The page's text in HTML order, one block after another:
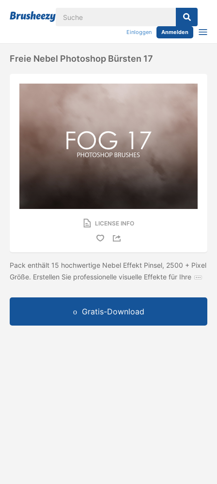
Einloggen Anmelden
Freie Nebel Photoshop Bürsten 17
LICENSE INFO
Pack enthält 15 hochwertige Nebel Effekt Pinsel, 2500 + Pixel
Größe. Erstellen Sie professionelle visuelle Effekte für Ihre
Gratis-Download